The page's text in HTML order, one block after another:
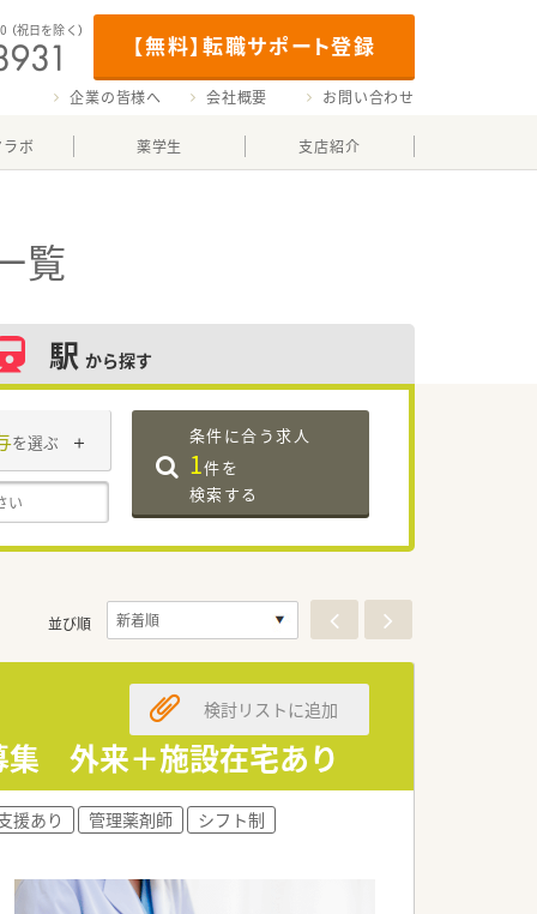
【無料】転職サポート登録
（祝日を除く）
企業の皆様へ 会社概要 お問い合わせ
ボ 薬学生 支店紹介
覧
駅 から探す
を選ぶ 条件に合う求人
1件を
検索する
並び順
外来＋施設在宅あり
検討リストに追加
援あり 管理薬剤師
シフト制